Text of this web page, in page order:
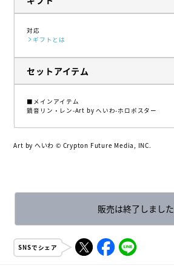
対応
ギフトとは
セットアイテム
■メインアイテム
鏡音リン・レン-Art by へいわ-ホロポスター
Art by へいわ © Crypton Future Media, INC.
販売は終了しました
SNSでシェア